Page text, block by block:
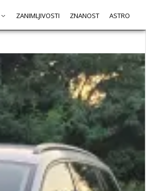
ZANIMLJIVOSTI ZNANOST ASTRO